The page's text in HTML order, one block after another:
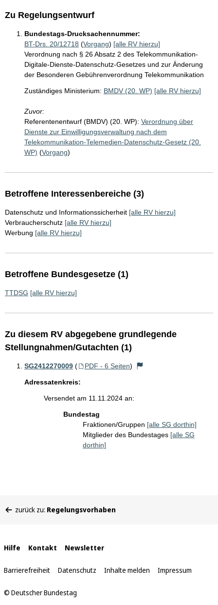
Zu Regelungsentwurf
Bundestags-Drucksachennummer:
BT-Drs. 20/12718 (Vorgang) [alle RV hierzu]
Verordnung nach § 26 Absatz 2 des Telekommunikation-
Digitale-Dienste-Datenschutz-Gesetzes und zur Änderung
der Besonderen Gebührenverordnung Telekommunikation
Zuständiges Ministerium: BMDV (20. WP) [alle RV hierzu]
Zuvor:
Referentenentwurf (BMDV) (20. WP): Verordnung über
Dienste zur Einwilligungsverwaltung nach dem
Telekommunikation-Telemedien-Datenschutz-Gesetz (20.
WP) (Vorgang)
Betroffene Interessenbereiche (3)
Datenschutz und Informationssicherheit [alle RV hierzu]
Verbraucherschutz [alle RV hierzu]
Werbung [alle RV hierzu]
Betroffene Bundesgesetze (1)
TTDSG [alle RV hierzu]
Zu diesem RV abgegebene grundlegende
Stellungnahmen/Gutachten (1)
SG2412270009 ( PDF - 6 Seiten)
Adressatenkreis:
Versendet am 11.11.2024 an:
Bundestag
Fraktionen/Gruppen [alle SG dorthin]
Mitglieder des Bundestages [alle SG
dorthin]
befinden
zurück zu: Regelungsvorhaben
Interne
Links
Hilfe Kontakt Newsletter
Barrierefreiheit Datenschutz Inhalte melden Impressum
© Deutscher Bundestag